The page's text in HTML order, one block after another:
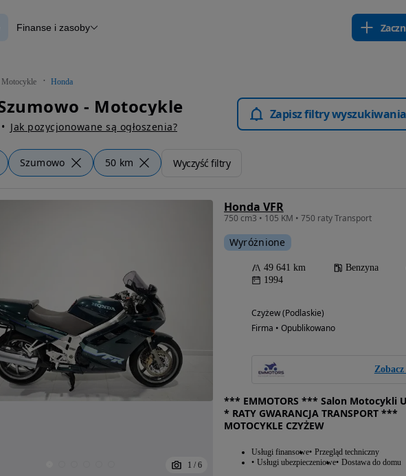
Finanse i zasoby
Motocykle Honda
- Motocykle
Jak pozycjonowane są ogłoszenia?
Zapisz filtry wyszukiwania
Szumowo 50 km Wyczyść filtry
1 / 6
Honda VFR
750 cm3 • 105 KM • 750 raty Transport
Wyróżnione
49 641 km Benzyna
1994
Czyżew (Podlaskie)
Firma • Opublikowano
Zobacz
*** EMMOTORS *** Salon Motocykli
* RATY GWARANCJA TRANSPORT ***
MOTOCYKLE CZYŻEW
Usługi finansowe Przegląd techniczny
Usługi ubezpieczeniowe Dostawa do domu